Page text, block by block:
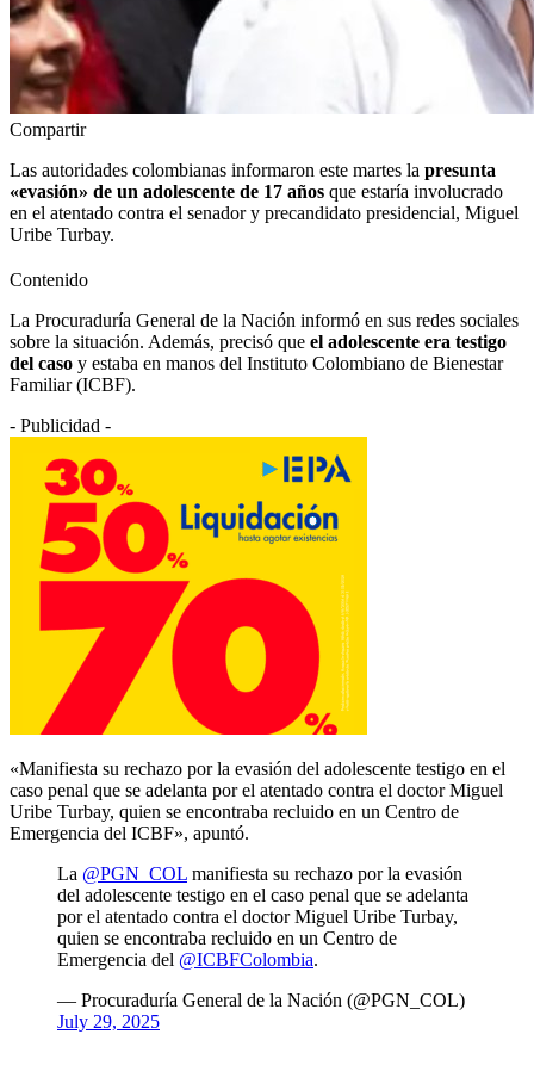
Compartir
Las autoridades colombianas informaron este martes la presunta
«evasión» de un adolescente de 17 años que estaría involucrado
en el atentado contra el senador y precandidato presidencial, Miguel
Uribe Turbay.
Contenido
La Procuraduría General de la Nación informó en sus redes sociales
sobre la situación. Además, precisó que el adolescente era testigo
del caso y estaba en manos del Instituto Colombiano de Bienestar
Familiar (ICBF).
- Publicidad -
«Manifiesta su rechazo por la evasión del adolescente testigo en el
caso penal que se adelanta por el atentado contra el doctor Miguel
Uribe Turbay, quien se encontraba recluido en un Centro de
Emergencia del ICBF», apuntó.
La @PGN_COL manifiesta su rechazo por la evasión
del adolescente testigo en el caso penal que se adelanta
por el atentado contra el doctor Miguel Uribe Turbay,
quien se encontraba recluido en un Centro de
Emergencia del @ICBFColombia.
— Procuraduría General de la Nación (@PGN_COL)
July 29, 2025